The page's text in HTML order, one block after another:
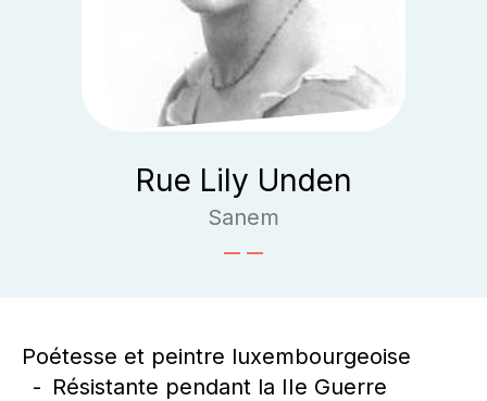
Rue Lily Unden
Sanem
Poétesse et peintre luxembourgeoise
Résistante pendant la IIe Guerre